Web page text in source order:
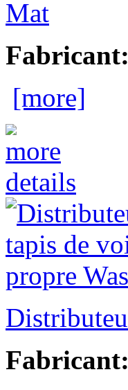
Mat
Fabricant:
[more]
Fabricant: